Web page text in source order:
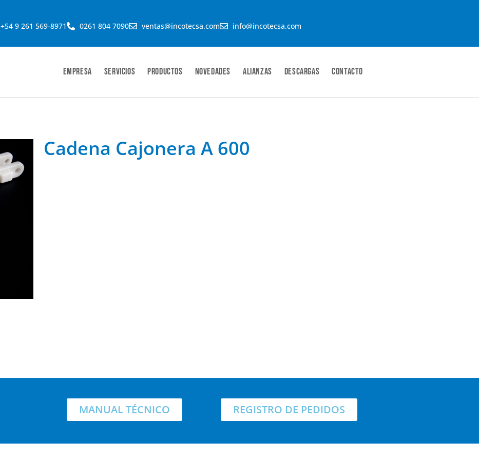
+54 9 261 569-8971 0261 804 7090 ventas@incotecsa.com info@incotecsa.com
Empresa Servicios Productos Novedades Alianzas Descargas contacto
Cadena Cajonera A 600
MANUAL TÉCNICO REGISTRO DE PEDIDOS